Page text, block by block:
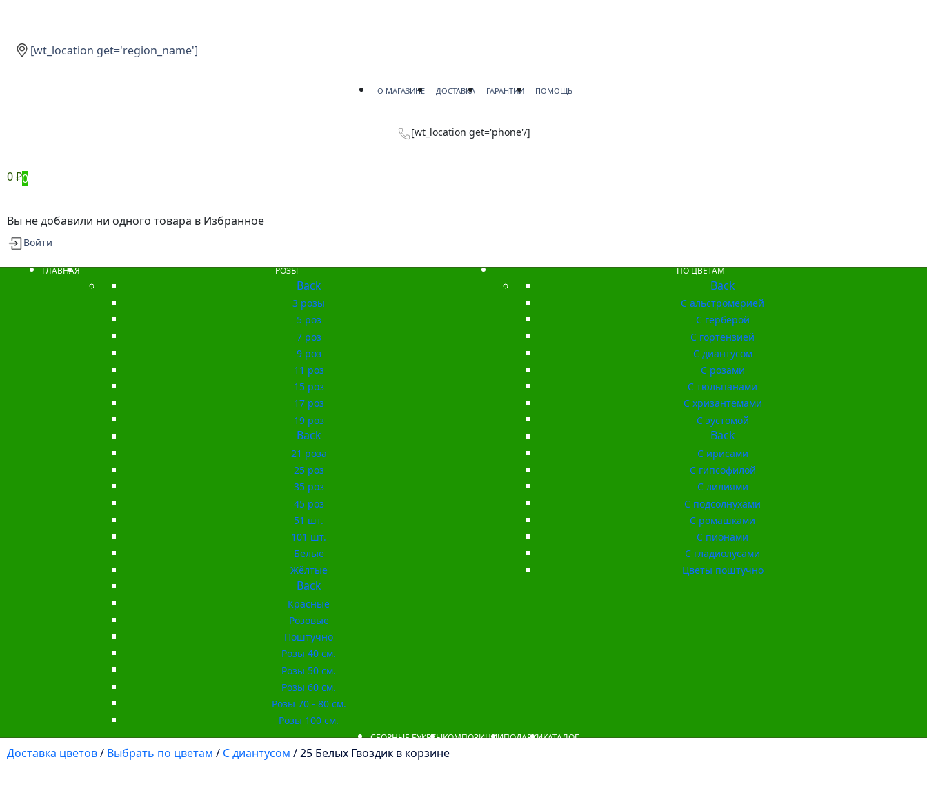
[wt_location get='region_name']
О МАГАЗИНЕ ДОСТАВКА ГАРАНТИИ ПОМОЩЬ
[wt_location get='phone'/]
0₽0
Вы не добавили ни одного товара в Избранное
Войти
ГЛАВНАЯ РОЗЫ
Back
3 розы
5 роз
7 роз
9 роз
11 роз
15 роз
17 роз
19 роз
Back
21 роза
25 роз
35 роз
45 роз
51 шт.
101 шт.
Белые
Жёлтые
Back
Красные
Розовые
Поштучно
Розы 40 см.
Розы 50 см.
Розы 60 см.
Розы 70 - 80 см.
Розы 100 см.
ПО ЦВЕТАМ
Back
С альстромерией
С герберой
С гортензией
С диантусом
С розами
С тюльпанами
С хризантемами
С эустомой
Back
С ирисами
С гипсофилой
С лилиями
С подсолнухами
С ромашками
С пионами
С гладиолусами
Цветы поштучно
СБОРНЫЕ БУКЕТЫКОМПОЗИЦИИПОДАРКИКАТАЛОГ
Доставка цветов/ Выбрать по цветам / С диантусом / 25 Белых Гвоздик в корзине